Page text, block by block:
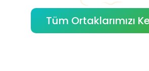
Tüm Ortaklarımızı